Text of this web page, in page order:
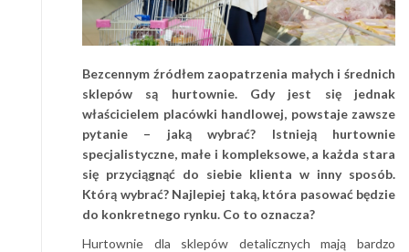
Bezcennym źródłem zaopatrzenia małych i średnich
sklepów są hurtownie. Gdy jest się jednak
właścicielem placówki handlowej, powstaje zawsze
pytanie – jaką wybrać? Istnieją hurtownie
specjalistyczne, małe i kompleksowe, a każda stara
się przyciągnąć do siebie klienta w inny sposób.
Którą wybrać? Najlepiej taką, która pasować będzie
do konkretnego rynku. Co to oznacza?
Hurtownie dla sklepów detalicznych mają bardzo